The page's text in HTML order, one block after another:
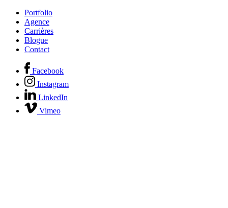
Portfolio
Agence
Carrières
Blogue
Contact
Facebook
Instagram
LinkedIn
Vimeo